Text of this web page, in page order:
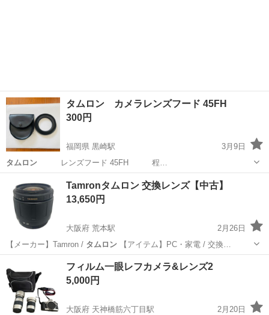
タムロン カメラレンズフード 45FH
300円
福岡県 黒崎駅
3月9日
タムロンレンズフード 45FH 程…
黒崎駅 カメラ タムロン
Tamronタムロン 交換レンズ【中古】
13,650円
大阪府 荒本駅
2月26日
【メーカー】Tamron / タムロン【アイテム】PC・家電 / 交換…
フィルム一眼レフカメラ&レンズ2
5,000円
大阪府 天神橋筋六丁目駅
2月20日